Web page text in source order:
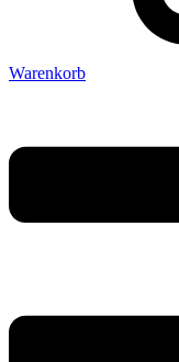
Warenkorb